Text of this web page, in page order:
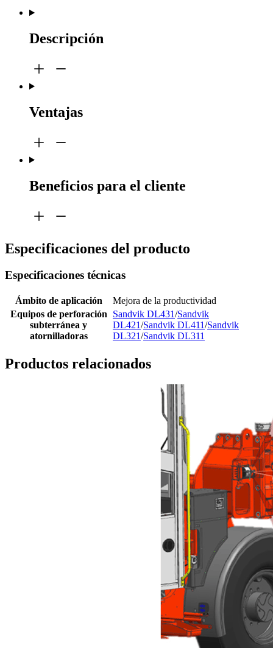
Descripción
Ventajas
Beneficios para el cliente
Especificaciones del producto
Especificaciones técnicas
Ámbito de aplicación
Mejora de la productividad
Equipos de perforación
subterránea y
atornilladoras
Sandvik DL431/Sandvik
DL421/Sandvik DL411/Sandvik
DL321/Sandvik DL311
Productos relacionados